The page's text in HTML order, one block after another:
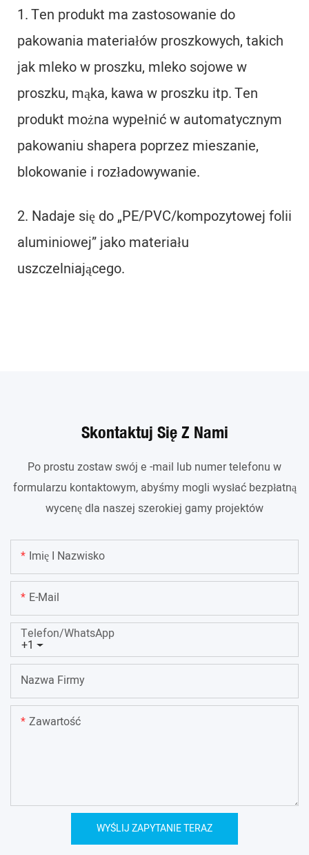
1. Ten produkt ma zastosowanie do
pakowania materiałów proszkowych, takich
jak mleko w proszku, mleko sojowe w
proszku, mąka, kawa w proszku itp. Ten
produkt można wypełnić w automatycznym
pakowaniu shapera poprzez mieszanie,
blokowanie i rozładowywanie.
2. Nadaje się do „PE/PVC/kompozytowej folii
aluminiowej” jako materiału
uszczelniającego.
Skontaktuj Się Z Nami
Po prostu zostaw swój e -mail lub numer telefonu w
formularzu kontaktowym, abyśmy mogli wysłać bezpłatną
wycenę dla naszej szerokiej gamy projektów
Imię I Nazwisko
E-Mail
+1
Telefon/WhatsApp
Nazwa Firmy
Zawartość
WYŚLIJ ZAPYTANIE TERAZ